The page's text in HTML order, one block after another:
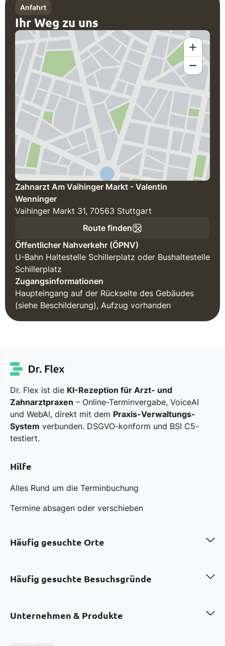
Anfahrt
Ihr Weg zu uns
Zahnarzt Am Vaihinger Markt - Valentin
Wenninger
Vaihinger Markt 31, 70563 Stuttgart
Route finden
Öffentlicher Nahverkehr (ÖPNV)
U-Bahn Haltestelle Schillerplatz oder Bushaltestelle
Schillerplatz
Zugangsinformationen
Haupteingang auf der Rückseite des Gebäudes
(siehe Beschilderung), Aufzug vorhanden
Dr. Flex ist die KI-Rezeption für Arzt- und
Zahnarztpraxen – Online-Terminvergabe, VoiceAI
und WebAI, direkt mit dem Praxis-Verwaltungs-
System verbunden. DSGVO-konform und BSI C5-
testiert.
Hilfe
Alles Rund um die Terminbuchung
Termine absagen oder verschieben
Häufig gesuchte Orte
Zahnarzt in Hamburg
Zahnarzt in München
Zahnarzt in Düsseldorf
Häufig gesuchte Besuchsgründe
Bleaching in München
Invisalign in Düsseldorf
Unternehmen & Produkte